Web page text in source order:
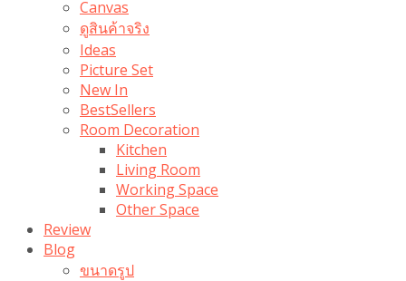
Canvas
ดูสินค้าจริง
Ideas
Picture Set
New In
BestSellers
Room Decoration
Kitchen
Living Room
Working Space
Other Space
Review
Blog
ขนาดรูป